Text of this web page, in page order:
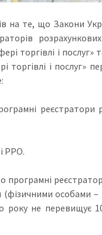
на те, що Закони
торгівлі і
торгівлі і послуг»
реєстратори
РРО.
програмні
особами
року не перевищує